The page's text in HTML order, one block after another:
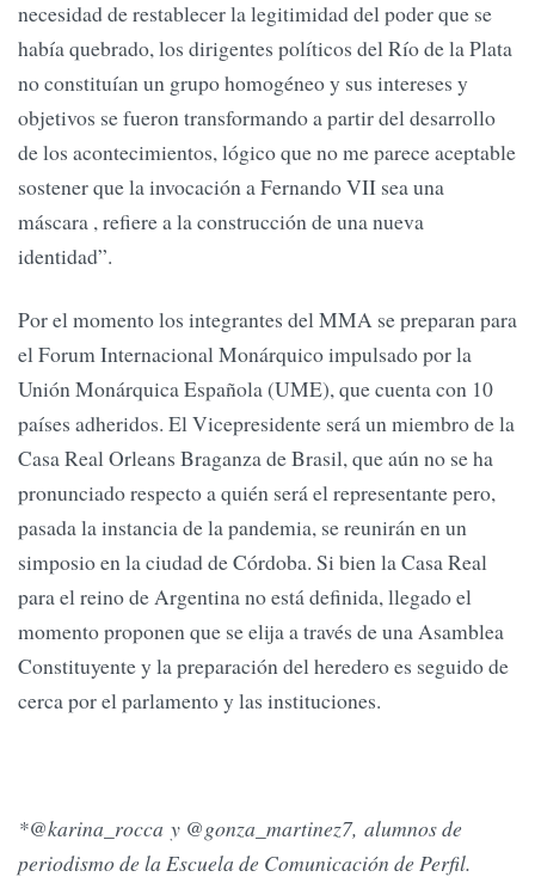
necesidad de restablecer la legitimidad del poder que se
había quebrado, los dirigentes políticos del Río de la Plata
no constituían un grupo homogéneo y sus intereses y
objetivos se fueron transformando a partir del desarrollo
de los acontecimientos, lógico que no me parece aceptable
sostener que la invocación a Fernando VII sea una
máscara , refiere a la construcción de una nueva
identidad”.
Por el momento los integrantes del MMA se preparan para
el Forum Internacional Monárquico impulsado por la
Unión Monárquica Española (UME), que cuenta con 10
países adheridos. El Vicepresidente será un miembro de la
Casa Real Orleans Braganza de Brasil, que aún no se ha
pronunciado respecto a quién será el representante pero,
pasada la instancia de la pandemia, se reunirán en un
simposio en la ciudad de Córdoba. Si bien la Casa Real
para el reino de Argentina no está definida, llegado el
momento proponen que se elija a través de una Asamblea
Constituyente y la preparación del heredero es seguido de
cerca por el parlamento y las instituciones.
*@karina_rocca y @gonza_martinez7, alumnos de
periodismo de la Escuela de Comunicación de Perfil.